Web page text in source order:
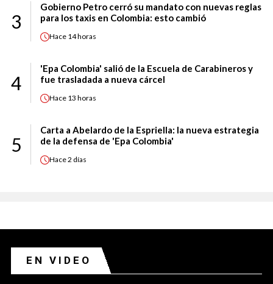
3
Gobierno Petro cerró su mandato con nuevas reglas
para los taxis en Colombia: esto cambió
Hace 14 horas
4
'Epa Colombia' salió de la Escuela de Carabineros y
fue trasladada a nueva cárcel
Hace 13 horas
5
Carta a Abelardo de la Espriella: la nueva estrategia
de la defensa de 'Epa Colombia'
Hace2 días
EN VIDEO